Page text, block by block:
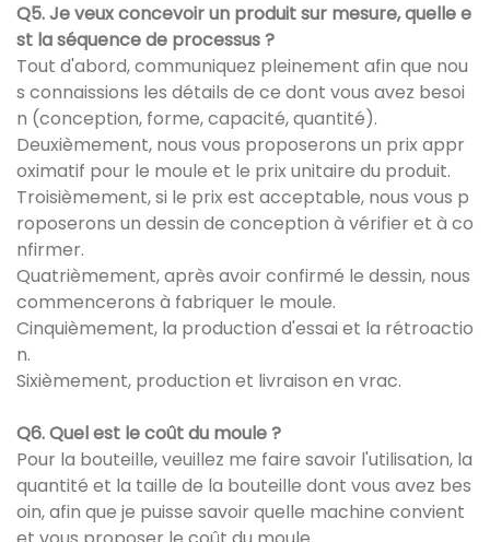
Q5. Je veux concevoir un produit sur mesure, quelle e
st la séquence de processus ?
Tout d'abord, communiquez pleinement afin que nou
s connaissions les détails de ce dont vous avez besoi
n (conception, forme, capacité, quantité).
Deuxièmement, nous vous proposerons un prix appr
oximatif pour le moule et le prix unitaire du produit.
Troisièmement, si le prix est acceptable, nous vous p
roposerons un dessin de conception à vérifier et à co
nfirmer.
Quatrièmement, après avoir confirmé le dessin, nous
commencerons à fabriquer le moule.
Cinquièmement, la production d'essai et la rétroactio
n.
Sixièmement, production et livraison en vrac.
Q6. Quel est le coût du moule ?
Pour la bouteille, veuillez me faire savoir l'utilisation, la
quantité et la taille de la bouteille dont vous avez bes
oin, afin que je puisse savoir quelle machine convient